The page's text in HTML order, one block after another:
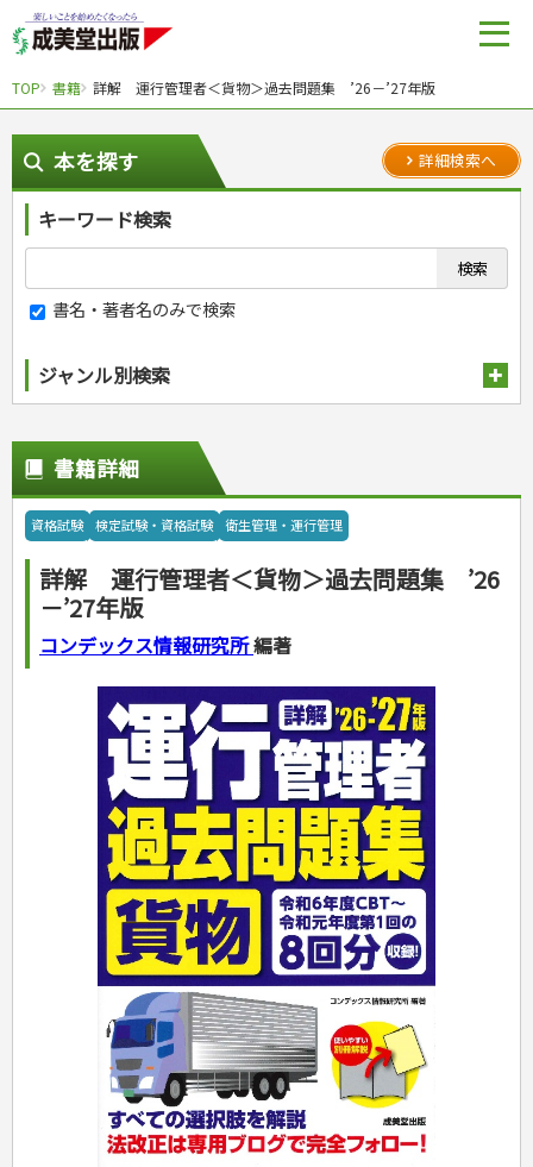
TOP 書籍 詳解 運行管理者＜貨物＞過去問題集 ’26－’27年版
本を探す 詳細検索へ
キーワード検索
書名・著者名のみで検索
ジャンル別検索
スポーツ
スポーツルール
野球
ゴルフ
ジュニアスポーツ
その他スポーツ
自然・アウトドア・ペット
アウトドア
犬・猫
園芸・野菜づくり
雑学
娯楽・ゲーム・占い
ナンプレ
ゲーム・マジック
家相・風水・占い
カルチャー・芸術・趣味
音楽・楽器
趣味・鑑賞・カメラ
絵画・デッサン
辞典
語学・旅行会話
運転免許
原付・二輪
普通免許
生活・暮らし
料理
料理・レシピ
各国料理
お弁当
調理器具クッキング
お菓子・ケーキ・パン
飲み物・お酒
手芸・クラフト
ソーイング
クラフト
インテリア・ハウジング
収納・掃除・暮らし
美容・ファッション
ダイエット・エクササイズ
着物・着つけ
冠婚葬祭・手紙・ペン字
手紙・ペン字
妊娠・出産・育児
離乳食・幼児食・こどもレシピ
健康と保育
家庭医学・健康
ツボ・マッサージ
家庭医学・病気
健康知識
栄養事典
看護・介護
看護一般
介護一般
保育・教育
パネルシアター
指導マニュアル
こどもの本
児童一般
おりがみ・あやとり
なぞなぞ・ゲーム
占い・心理ゲーム
のりもの・ずかん
読み物・絵本
音と光のでる絵本
学参・ドリル
夏休みドリル
総復習ドリル
学習・地図
自由研究・読書感想文
えんぴつちょう
就職活動
就職活動
就職試験
資格試験
英語検定・TOEIC
漢字検定・数学検定
簿記検定
看護・薬学
ケアマネジャー
介護・社会福祉士
保育士
司法書士・社労士
行政書士・宅建
衛生管理・運行管理
建築・土木
電気・危険物
調理師
スキル・キャリアアップ
危険物取扱者
消防設備士
登録販売者
経営・経済・法律
マネー・株・資産
ビジネス・法律
簿記・経理・税金・保険
その他ビジネス
自己啓発
自己啓発
ビジネス読み物
旅行・歴史
国内・海外旅行
国外旅行
国内旅行
散歩・グルメ
地理・歴史
地理・地図
歴史
成美文庫
その他文庫
ダイアリー
ダイアリー
プラチナダイアリー プレステージ
書籍詳細
資格試験 検定試験・資格試験 衛生管理・運行管理
詳解 運行管理者＜貨物＞過去問題集 ’26
－’27年版
コンデックス情報研究所編著